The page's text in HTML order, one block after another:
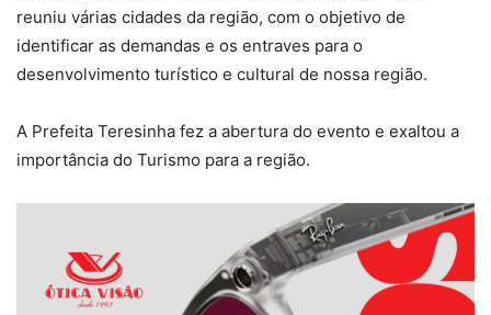
reuniu várias cidades da região, com o objetivo de
identificar as demandas e os entraves para o
desenvolvimento turístico e cultural de nossa região.
A Prefeita Teresinha fez a abertura do evento e exaltou a
importância do Turismo para a região.